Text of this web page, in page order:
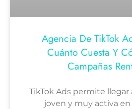
Agencia De TikTok
Cuánto Cuesta Y
Campañas
TikTok Ads permite llegar
joven y muy activa en